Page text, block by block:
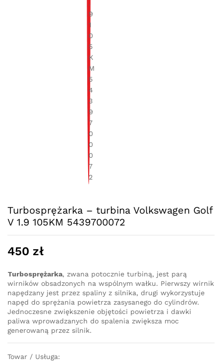
Turbosprężarka – turbina Volkswagen Golf
V 1.9 105KM 5439700072
450 zł
Turbosprężarka, zwana potocznie turbiną, jest parą
wirników obsadzonych na wspólnym wałku. Pierwszy wirnik
napędzany jest przez spaliny z silnika, drugi wykorzystuje
napęd do sprężania powietrza zasysanego do cylindrów.
Jednoczesne zwiększenie objętości powietrza i dawki
paliwa wprowadzanych do spalenia zwiększa moc
generowaną przez silnik.
Towar / Usługa: